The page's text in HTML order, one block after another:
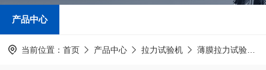
产品中心
当前位置： 首页 产品中心 拉力试验机 薄膜拉力试验机